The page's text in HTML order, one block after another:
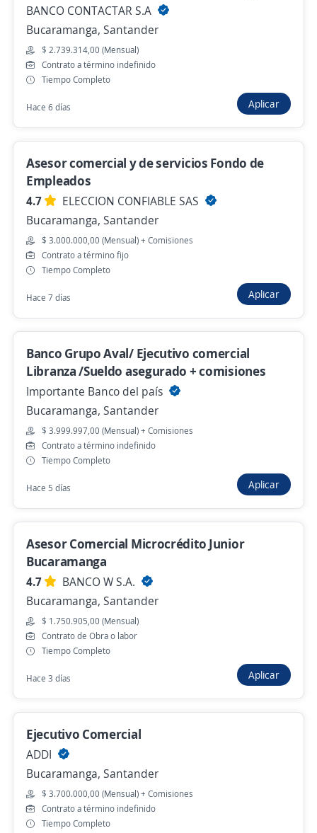
Empleo destacado
Asesor/a Comercial
Importante empresa del sector
Bucaramanga, Santander
Se precisa Urgente
Asesor comercial viajero
Importante empresa del sector
Bucaramanga, Santander
Hace 14 horas
Asesores comerciales con o sin experiencia
4,5
Circulo de Viajes Universal S.A.S
Bucaramanga, Santander
$ 2.000.000,00 (Mensual)
Presencial y remoto
Hace 15 horas
Se precisa Urgente
Asesor comercial externo / Vendedor TAT
Gi Group Colombia
Bucaramanga, Santander
$ 3.400.000,00 (Mensual)
Hace 16 horas
Empleo destacado
Asesor Comercial licencia B1
4,6
GENTE UTIL S.A.
Bucaramanga, Santander
Anterior
Nuevas ofertas de empleo
BANCO CONTACTAR S.A
Bucaramanga, Santander
$ 2.739.314,00 (Mensual)
Contrato a término indefinido
Tiempo Completo
Hace 6 días Aplicar
Asesor comercial y de servicios Fondo de
Empleados
4.7
ELECCION CONFIABLE SAS
Bucaramanga, Santander
$ 3.000.000,00 (Mensual) + Comisiones
Contrato a término fijo
Tiempo Completo
Hace 7 días Aplicar
Banco Grupo Aval/ Ejecutivo comercial
Libranza /Sueldo asegurado + comisiones
Importante Banco del país
Bucaramanga, Santander
$ 3.999.997,00 (Mensual) + Comisiones
Contrato a término indefinido
Tiempo Completo
Hace 5 días Aplicar
Asesor Comercial Microcrédito Junior
Bucaramanga
4.7
BANCO W S.A.
Bucaramanga, Santander
$ 1.750.905,00 (Mensual)
Contrato de Obra o labor
Tiempo Completo
Hace 3 días Aplicar
Ejecutivo Comercial
ADDI
Bucaramanga, Santander
$ 3.700.000,00 (Mensual) + Comisiones
Contrato a término indefinido
Tiempo Completo